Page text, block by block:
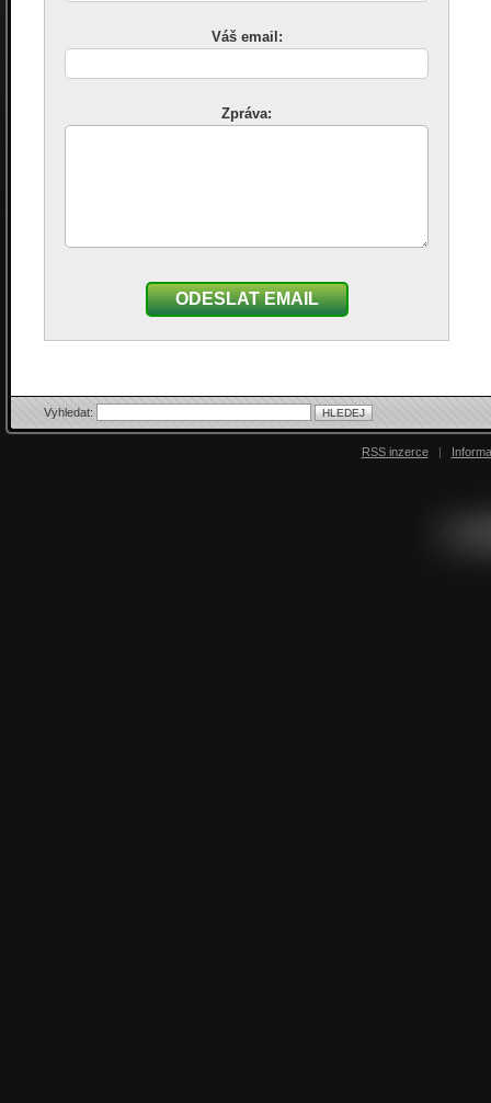
Váš email:
Zpráva:
ODESLAT EMAIL
Vyhledat:
RSS inzerce |